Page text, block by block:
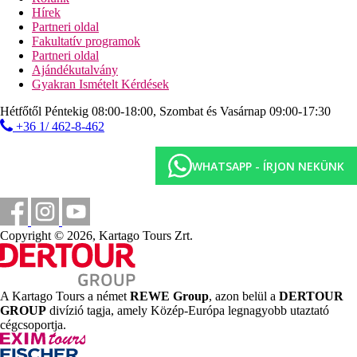
fitneszterem
3 teniszpálya (kivilágítás térítés ellenében)
minigolf
asztalitenisz
kosárlabda
darts
Sport és szórakozás térítés ellenében
biliárd
játékterem
vízi sportok a strandon (helyi szolgáltatóknál)
Ellátás
All inclusive: minden étkezés büférendszerben, kávé és
tea a reggelinél, üdítők, víz, sör és bor az ebédnél és
vacsoránál, a Taverna snack-bárban pizza, chips és hot
dog 15:00 és 16:00 óra között, kávé,tea, sós és édes
sütemények 14:00 és 15:00 óra között, A lobby-bárban és
a Taverna bárban 10:00 és 23:00 óra között kimért üdítők
Hírek
Partneri oldal
Fakultatív programok
Partneri oldal
Ajándékutalvány
Gyakran Ismételt Kérdések
Hétfőtől Péntekig 08:00-18:00, Szombat és Vasárnap 09:00-17:30
+36 1/ 462-8-462
WHATSAPP - ÍRJON NEKÜNK
Copyright © 2026, Kartago Tours Zrt.
A Kartago Tours a német REWE Group, azon belül a DERTOUR
GROUP divízió tagja, amely Közép-Európa legnagyobb utaztató
cégcsoportja.